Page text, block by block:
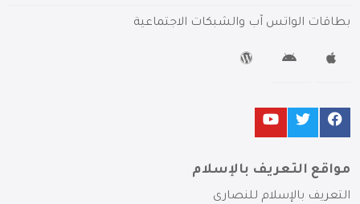
بطاقات الواتس آب والشبكات الاجتماعية
مواقع التعريف بالإسلام
التعريف بالإسلام للنصارى